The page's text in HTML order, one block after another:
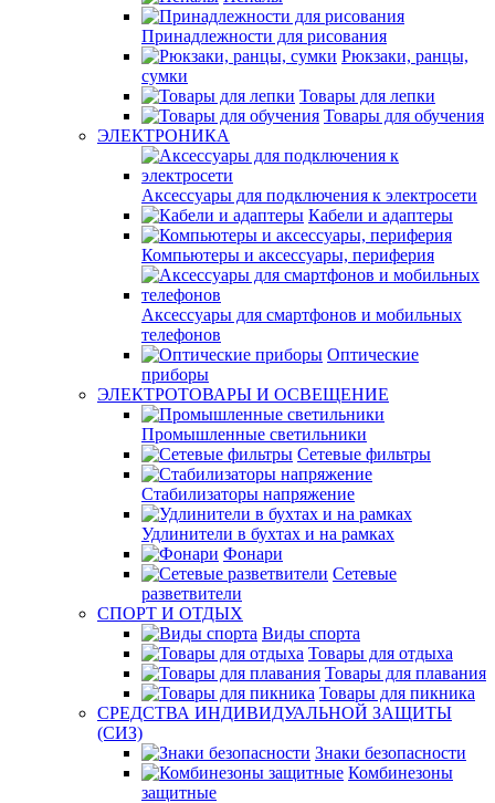
Принадлежности для рисования
Рюкзаки, ранцы,
сумки
Товары для лепки
Товары для обучения
ЭЛЕКТРОНИКА
Аксессуары для подключения к электросети
Кабели и адаптеры
Компьютеры и аксессуары, периферия
Аксессуары для смартфонов и мобильных
телефонов
Оптические
приборы
ЭЛЕКТРОТОВАРЫ И ОСВЕЩЕНИЕ
Промышленные светильники
Сетевые фильтры
Стабилизаторы напряжение
Удлинители в бухтах и на рамках
Фонари
Сетевые
разветвители
СПОРТ И ОТДЫХ
Виды спорта
Товары для отдыха
Товары для плавания
Товары для пикника
СРЕДСТВА ИНДИВИДУАЛЬНОЙ ЗАЩИТЫ
(СИЗ)
Знаки безопасности
Комбинезоны
защитные